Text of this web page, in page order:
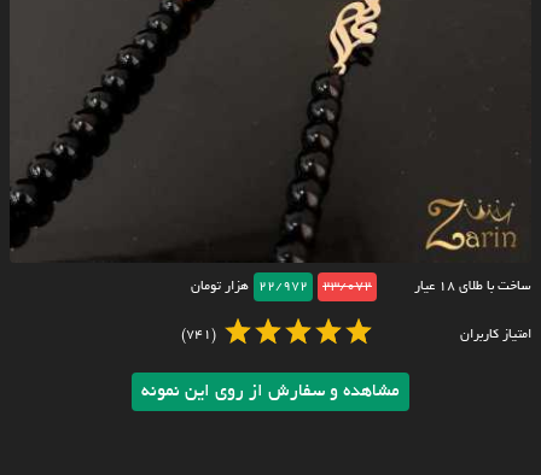
ساخت با طلای ۱۸ عیار 23/072
22/972 هزار تومان
امتیاز کاربران (741)
مشاهده و سفارش از روی این نمونه